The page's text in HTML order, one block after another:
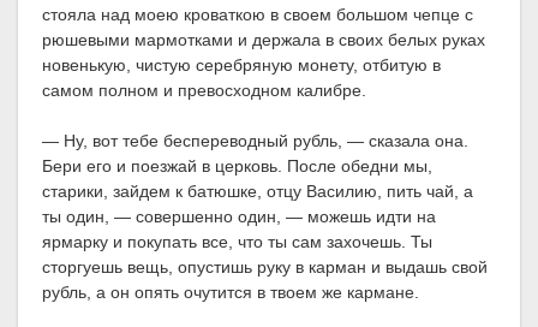
стояла над моею кроваткою в своем большом чепце с
рюшевыми мармотками и держала в своих белых руках
новенькую, чистую серебряную монету, отбитую в
самом полном и превосходном калибре.
— Ну, вот тебе беспереводный рубль, — сказала она.
Бери его и поезжай в церковь. После обедни мы,
старики, зайдем к батюшке, отцу Василию, пить чай, а
ты один, — совершенно один, — можешь идти на
ярмарку и покупать все, что ты сам захочешь. Ты
сторгуешь вещь, опустишь руку в карман и выдашь свой
рубль, а он опять очутится в твоем же кармане.